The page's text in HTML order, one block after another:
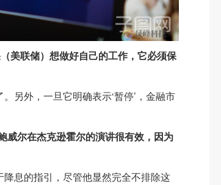
美联储）想做好自己的工作，它必须保
另外，一旦它明确表示‘暂停’，金融市
威尔在杰克逊霍尔的演讲很有效，因为
息的指引，尽管他显然完全不排除这